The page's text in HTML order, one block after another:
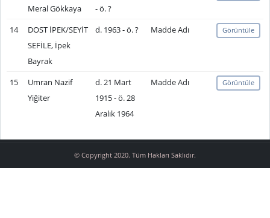
Meral Gökkaya
- ö. ?
14
DOST İPEK/SEYİT
SEFİLE, İpek
Bayrak
d. 1963 - ö. ? Madde Adı Görüntüle
15
Umran Nazif
Yiğiter
d. 21 Mart
1915 - ö. 28
Aralık 1964
Madde Adı Görüntüle
© Copyright 2020. Tüm Hakları Saklıdır.